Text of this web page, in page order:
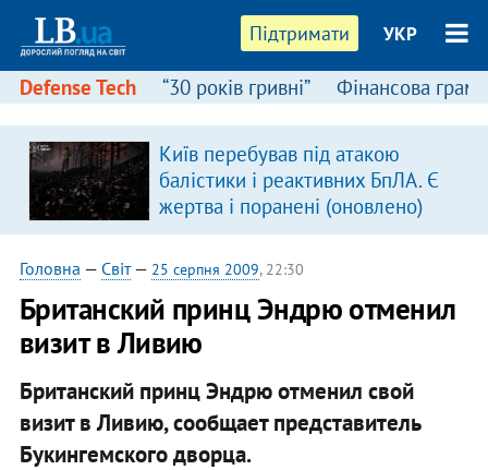
Підтримати УКР
Defense Tech “30 років гривні” Фінансова
Київ перебував під атакою
балістики і реактивних БпЛА. Є
жертва і поранені (оновлено)
Головна — Світ— 25 серпня 2009, 22:30
Британский принц Эндрю отменил
визит в Ливию
Британский принц Эндрю отменил свой
визит в Ливию, сообщает представитель
Букингемского дворца.